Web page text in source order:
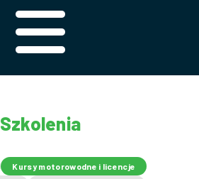
Szkolenia
Kursy motorowodne i licencje